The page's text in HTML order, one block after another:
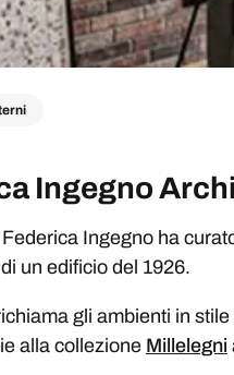
Ingegno
Federica Ingegno ha
un edificio del 1926.
gli ambienti in
alla collezione Millelegni